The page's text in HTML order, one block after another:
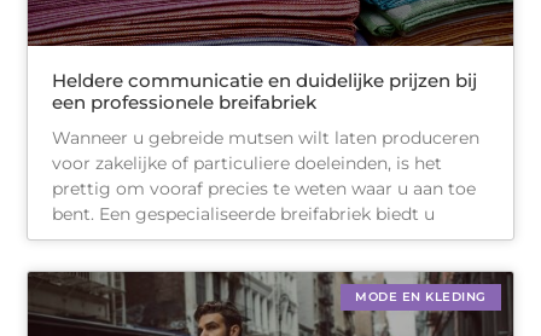
Heldere communicatie en duidelijke prijzen bij
een professionele breifabriek
Wanneer u gebreide mutsen wilt laten produceren
voor zakelijke of particuliere doeleinden, is het
prettig om vooraf precies te weten waar u aan toe
bent. Een gespecialiseerde breifabriek biedt u
MODE EN KLEDING